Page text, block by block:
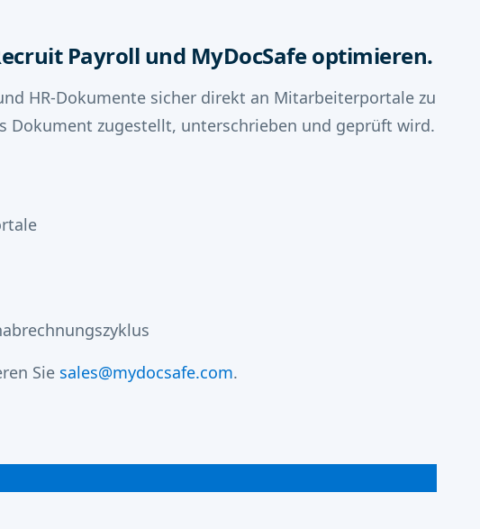
Payroll und MyDocSafe optimieren.
HR-Dokumente sicher direkt an Mitarbeiterportale zu
Dokument zugestellt, unterschrieben und geprüft wird.
Sie sales@mydocsafe.com.